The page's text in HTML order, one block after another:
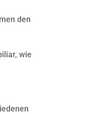
den
wie